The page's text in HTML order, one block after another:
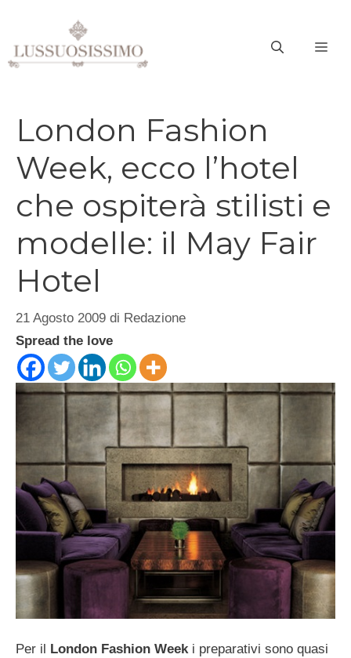
contenuto
London Fashion
Week, ecco l’hotel
che ospiterà stilisti e
modelle: il May Fair
Hotel
21 Agosto 2009 di Redazione
Spread the love
Per il London Fashion Weeki preparativi sono quasi